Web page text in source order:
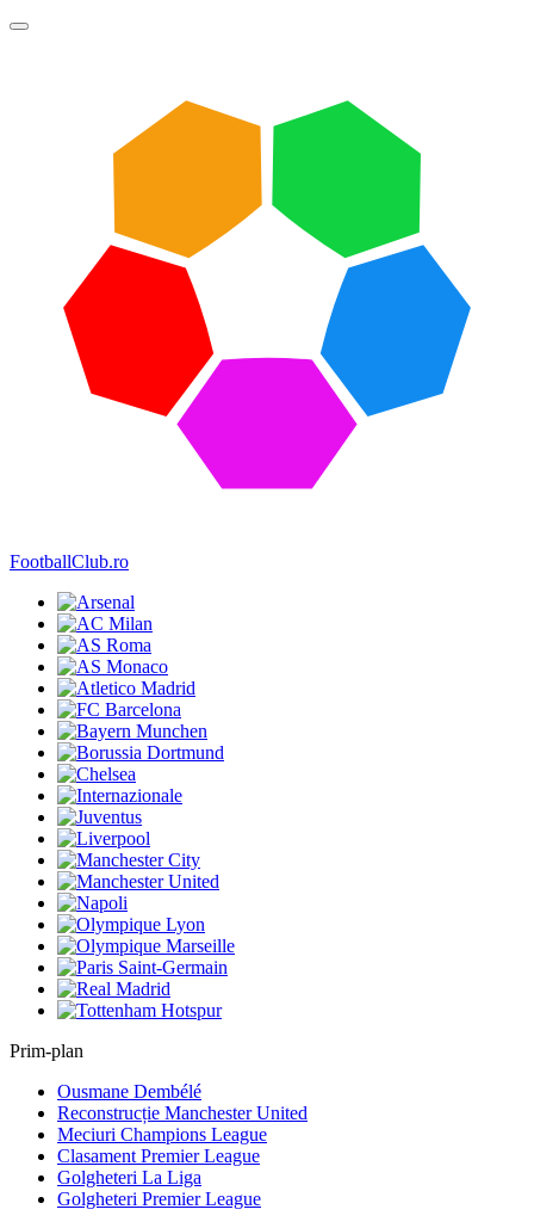
FootballClub.ro
Prim-plan
Ousmane Dembélé
Reconstrucție Manchester United
Meciuri Champions League
Clasament Premier League
Golgheteri La Liga
Golgheteri Premier League